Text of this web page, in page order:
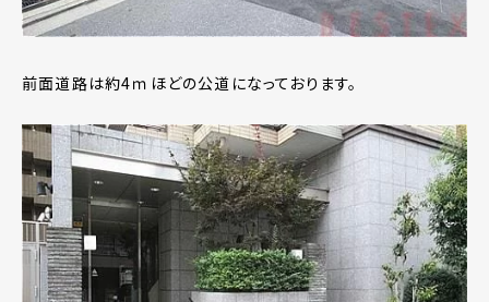
前面道路は約4ｍほどの公道になっております。